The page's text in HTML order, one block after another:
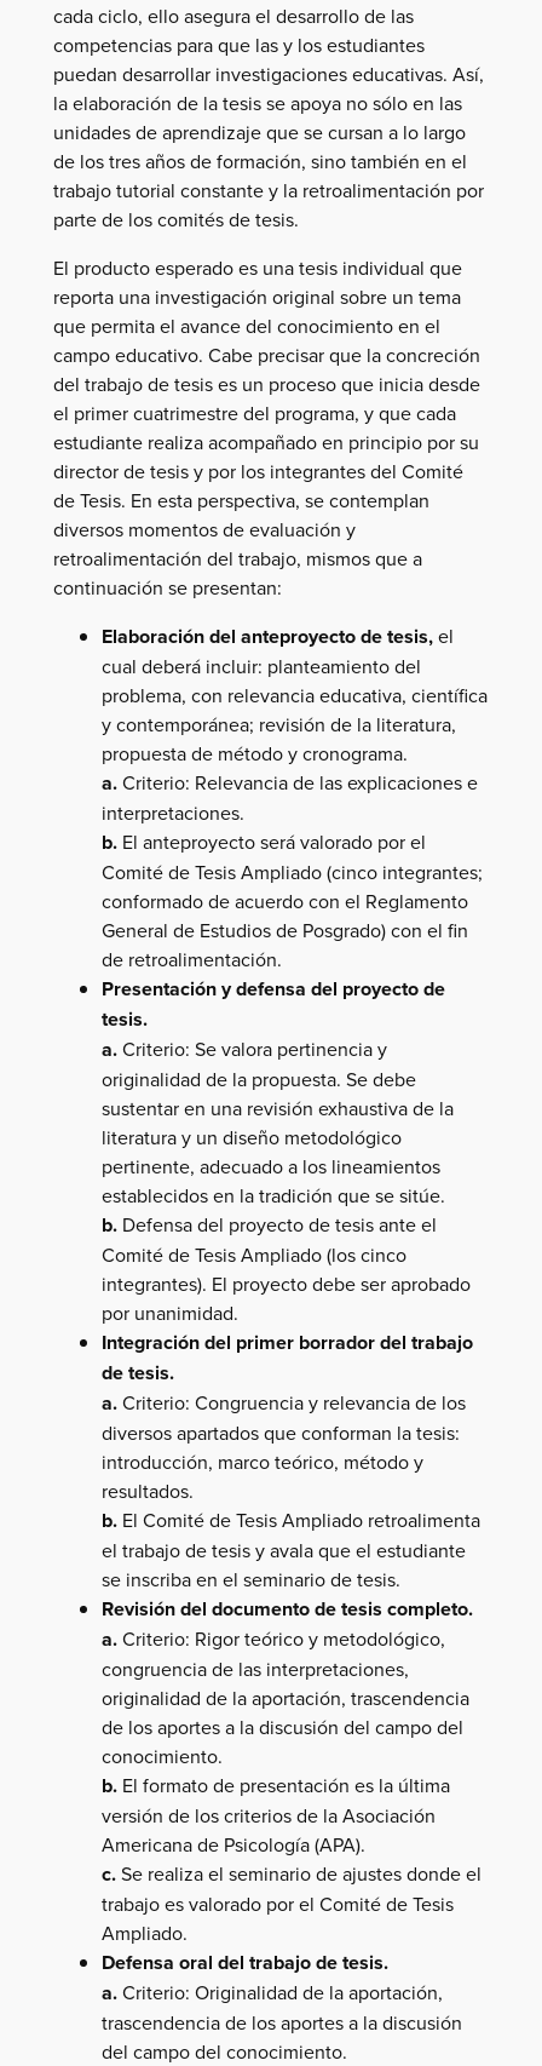
cada ciclo, ello asegura el desarrollo de las
competencias para que las y los estudiantes
puedan desarrollar investigaciones educativas. Así,
la elaboración de la tesis se apoya no sólo en las
unidades de aprendizaje que se cursan a lo largo
de los tres años de formación, sino también en el
trabajo tutorial constante y la retroalimentación por
parte de los comités de tesis.
El producto esperado es una tesis individual que
reporta una investigación original sobre un tema
que permita el avance del conocimiento en el
campo educativo. Cabe precisar que la concreción
del trabajo de tesis es un proceso que inicia desde
el primer cuatrimestre del programa, y que cada
estudiante realiza acompañado en principio por su
director de tesis y por los integrantes del Comité
de Tesis. En esta perspectiva, se contemplan
diversos momentos de evaluación y
retroalimentación del trabajo, mismos que a
continuación se presentan:
Elaboración del anteproyecto de tesis,el
cual deberá incluir: planteamiento del
problema, con relevancia educativa, científica
y contemporánea; revisión de la literatura,
propuesta de método y cronograma.
a.Criterio: Relevancia de las explicaciones e
interpretaciones.
b.El anteproyecto será valorado por el
Comité de Tesis Ampliado (cinco integrantes;
conformado de acuerdo con el Reglamento
General de Estudios de Posgrado) con el fin
de retroalimentación.
Presentación y defensa del proyecto de
tesis.
a.Criterio: Se valora pertinencia y
originalidad de la propuesta. Se debe
sustentar en una revisión exhaustiva de la
literatura y un diseño metodológico
pertinente, adecuado a los lineamientos
establecidos en la tradición que se sitúe.
b.Defensa del proyecto de tesis ante el
Comité de Tesis Ampliado (los cinco
integrantes). El proyecto debe ser aprobado
por unanimidad.
Integración del primer borrador del trabajo
de tesis.
a.Criterio: Congruencia y relevancia de los
diversos apartados que conforman la tesis:
introducción, marco teórico, método y
resultados.
b.El Comité de Tesis Ampliado retroalimenta
el trabajo de tesis y avala que el estudiante
se inscriba en el seminario de tesis.
Revisión del documento de tesis completo.
a.Criterio: Rigor teórico y metodológico,
congruencia de las interpretaciones,
originalidad de la aportación, trascendencia
de los aportes a la discusión del campo del
conocimiento.
b. El formato de presentación es la última
versión de los criterios de la Asociación
Americana de Psicología (APA).
c.Se realiza el seminario de ajustes donde el
trabajo es valorado por el Comité de Tesis
Ampliado.
Defensa oral del trabajo de tesis.
a.Criterio: Originalidad de la aportación,
trascendencia de los aportes a la discusión
del campo del conocimiento.